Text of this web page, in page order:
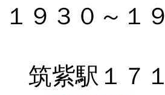
１９３０～
筑紫駅１７